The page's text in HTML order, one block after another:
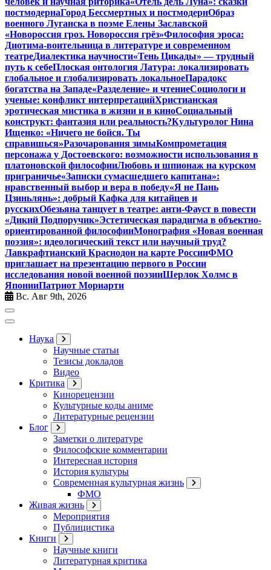
постмодернаГород Бессмертных и постмодернОбраз
военного Луганска в поэме Елены Заславской
«Новороссия гроз. Новороссия грёз»Философия эроса:
Диотима-воительница в литературе и современном
театреДиалектика научности«Тень Цикады» — трудный
путь к себеПлоская онтология Латура: локализировать
глобальное и глобализировать локальноеПарадокс
богатства на Западе«Разделение» и чтениеСоциологи и
ученые: конфликт интерпретацийХристианская
эротическая мистика в жизни и в киноСоциальный
конструкт: фантазия или реальность?Культуролог Нина
Ищенко: «Ничего не бойся. Ты
справишься»Разочарования зимыКомпрометация
персонажа у Достоевского: возможности использования в
платоновской философииЛюбовь и шпионаж на курском
приграничье«Записки сумасшедшего капитана»:
нравственный выбор и вера в победу«Я не Пань
Цзиньлянь»: добрый Кафка для китайцев и
русскихОбезьяна танцует в театре: анти-Фауст в повести
«Дикий Подпоручик»Эстетическая парадигма в объектно-
ориентированной философииМонография «Новая военная
поэзия»: идеологический текст или научный труд?
Лавкрафтианский Краснодон на карте РоссииФМО
приглашает на презентацию первого в России
исследования новой военной поэзииШерлок Холмс в
ЯпонииПатриот Мориарти
Вс. Авг 9th, 2026
Наука
Научные статьи
Тезисы докладов
Видео
Критика
Кинорецензии
Культурные коды аниме
Литературные рецензии
Блог
Заметки о литературе
Философские комментарии
Интересная история
История культуры
Современная культурная жизнь
ФМО
Живая жизнь
Мероприятия
Публицистика
Книги
Научные книги
Литературная критика